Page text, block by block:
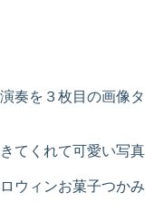
奏を３枚目の画像
てくれて可愛い写
ウィンお菓子つか